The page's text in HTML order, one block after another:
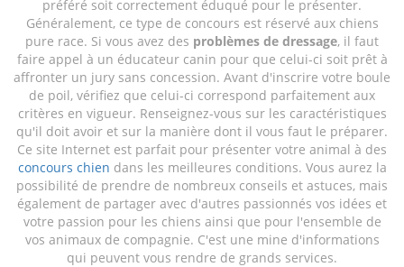
préféré soit correctement éduqué pour le présenter.
Généralement, ce type de concours est réservé aux chiens
pure race. Si vous avez des problèmes de dressage, il faut
faire appel à un éducateur canin pour que celui-ci soit prêt à
affronter un jury sans concession. Avant d'inscrire votre boule
de poil, vérifiez que celui-ci correspond parfaitement aux
critères en vigueur. Renseignez-vous sur les caractéristiques
qu'il doit avoir et sur la manière dont il vous faut le préparer.
Ce site Internet est parfait pour présenter votre animal à des
concours chien dans les meilleures conditions. Vous aurez la
possibilité de prendre de nombreux conseils et astuces, mais
également de partager avec d'autres passionnés vos idées et
votre passion pour les chiens ainsi que pour l'ensemble de
vos animaux de compagnie. C'est une mine d'informations
qui peuvent vous rendre de grands services.